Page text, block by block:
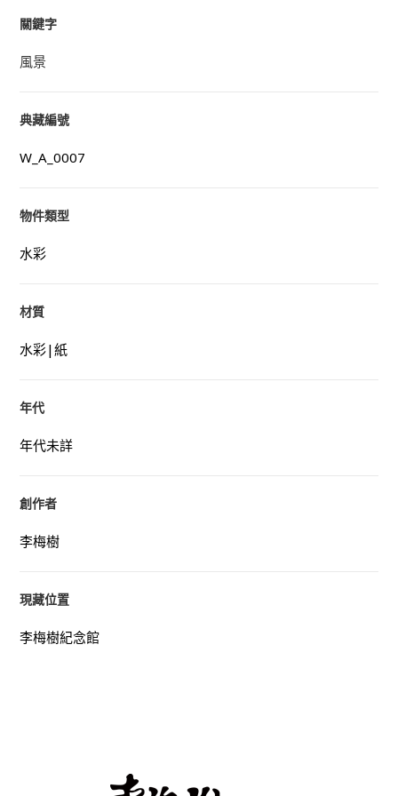
關鍵字
風景
典藏編號
W_A_0007
物件類型
水彩
材質
水彩|紙
年代
年代未詳
創作者
李梅樹
現藏位置
李梅樹紀念館